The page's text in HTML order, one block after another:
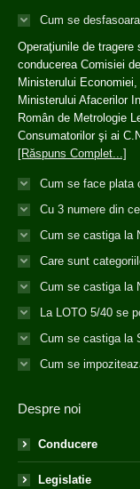
Cum se
Operaţiunile de tragere
conducerea Comisiei
Ministerului
Ministerului Afacerilor
Român de Metrologie
Consumatorilor şi ai
[Răspuns Complet...]
Cum se face plata
Cu 3 numere din
Cum se castiga la
Care sunt
Cum se castiga la
La LOTO 5/40 se
Cum se castiga la
Cum se
Despre noi
Conducere
Legislatie